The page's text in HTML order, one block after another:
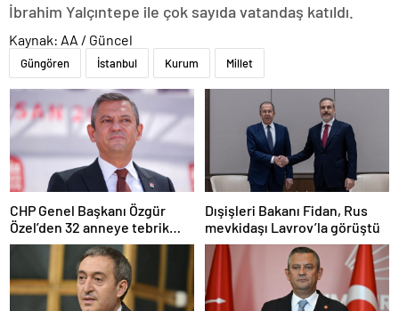
İbrahim Yalçıntepe ile çok sayıda vatandaş katıldı.
Kaynak: AA / Güncel
Güngören İstanbul Kurum Millet
CHP Genel Başkanı Özgür
Özel’den 32 anneye tebrik
telefonu
Dışişleri Bakanı Fidan, Rus
mevkidaşı Lavrov’la görüştü